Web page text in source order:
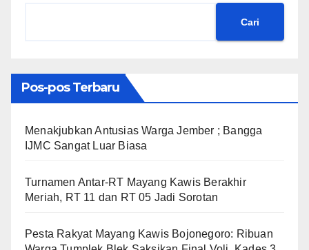
Cari
Pos-pos Terbaru
Menakjubkan Antusias Warga Jember ; Bangga
IJMC Sangat Luar Biasa
Turnamen Antar-RT Mayang Kawis Berakhir
Meriah, RT 11 dan RT 05 Jadi Sorotan
​Pesta Rakyat Mayang Kawis Bojonegoro: Ribuan